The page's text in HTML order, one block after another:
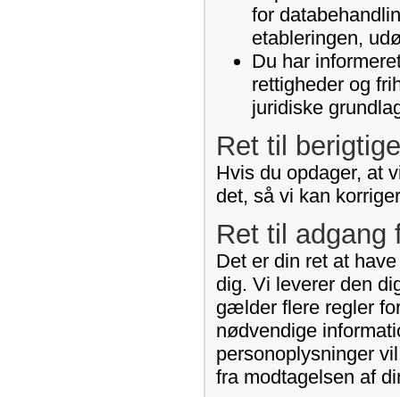
for
etableringen,
Du har
rettigheder og
juridiske
Ret til
Hvis du opdager, at
det, så vi kan
Ret til adgang
Det er din ret at
dig. Vi leverer den
gælder flere regler
nødvendige
personoplysninger
fra modtagelsen af